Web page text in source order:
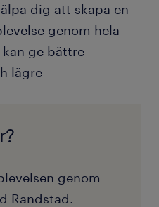
dig att skapa en
genom hela
ge bättre
lägre
genom
Randstad.